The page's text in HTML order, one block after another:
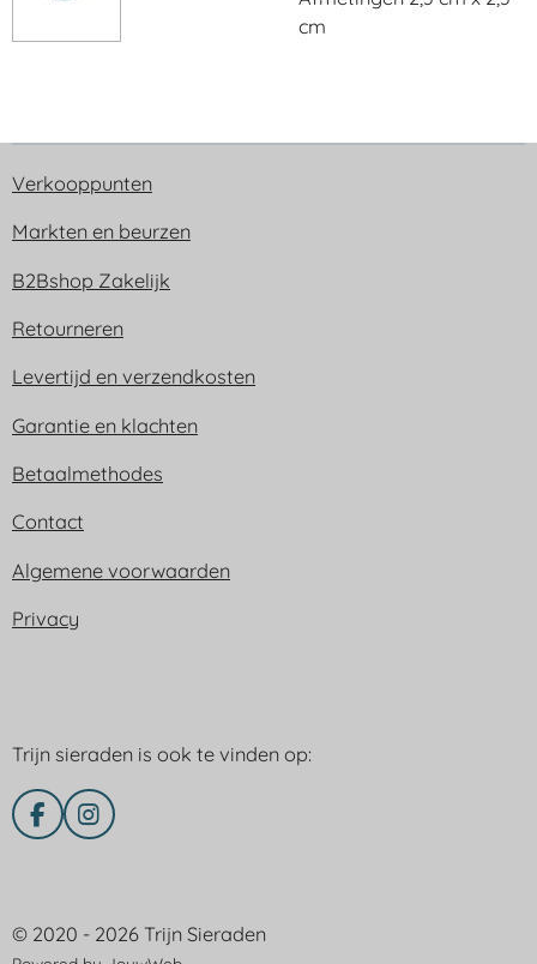
cm
Verkooppunten
Markten en beurzen
B2Bshop Zakelijk
Retourneren
Levertijd en verzendkosten
Garantie en klachten
Betaalmethodes
Contact
Algemene voorwaarden
Privacy
Trijn sieraden is ook te vinden op:
F
a
o
I
n
g
© 2020 - 2026 Trijn Sieraden